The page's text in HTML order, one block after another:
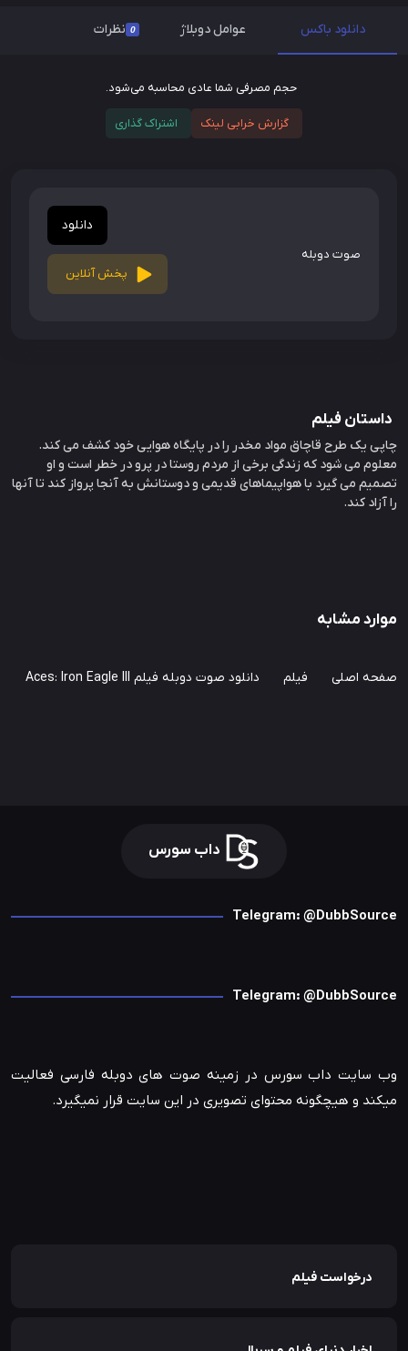
دانلود باکس عوامل دوبلاژ 0 نظرات
حجم مصرفی شما عادی محاسبه می‌شود.
گزارش خرابی لینک اشتراک گذاری
صوت دوبله
دانلود
پخش آنلاین
داستان فیلم
چاپی یک طرح قاچاق مواد مخدر را در پایگاه هوایی خود کشف می کند.
معلوم می شود که زندگی برخی از مردم روستا در پرو در خطر است و او
تصمیم می گیرد با هواپیماهای قدیمی و دوستانش به آنجا پرواز کند تا آنها
را آزاد کند.
موارد مشابه
صفحه اصلی فیلم دانلود صوت دوبله فیلم Aces: Iron Eagle III
داب سورس
Telegram: @DubbSource
Telegram: @DubbSource
وب سایت داب سورس در زمینه صوت های دوبله فارسی فعالیت
میکند و هیچگونه محتوای تصویری در این سایت قرار نمیگیرد.
درخواست فیلم